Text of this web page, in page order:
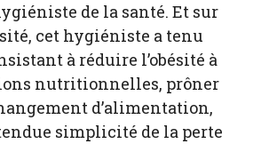
de la santé. Et sur
cet hygiéniste a tenu
à réduire l’obésité à
nutritionnelles, prôner
d’alimentation,
simplicité de la perte